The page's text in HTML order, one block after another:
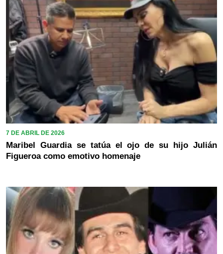
7 DE ABRIL DE 2026
Maribel Guardia se tatúa el ojo de su hijo Julián
Figueroa como emotivo homenaje